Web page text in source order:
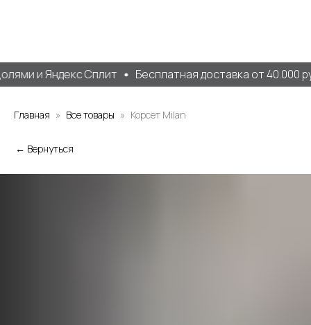
и Яндекс Сплит Бесплатная доставка от 40.000
Главная Все товары Корсет Milan
← Вернуться